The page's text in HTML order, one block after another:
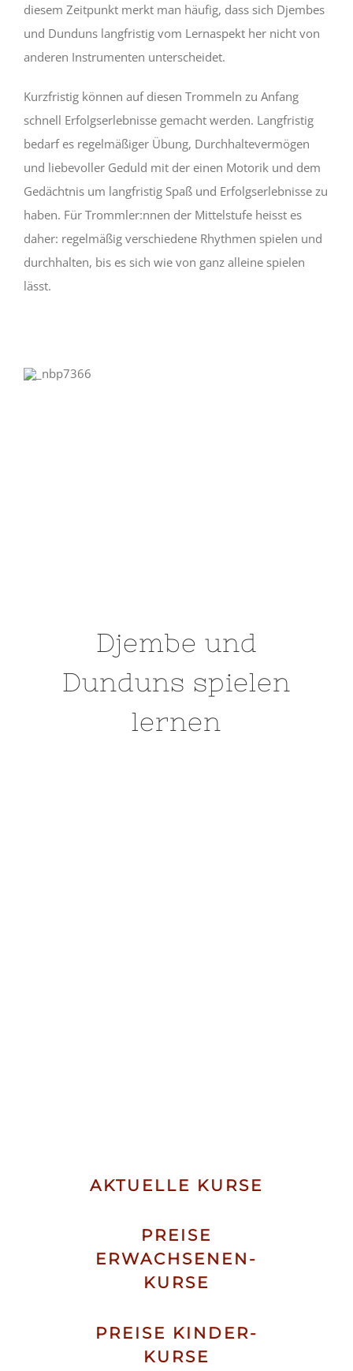
diesem Zeitpunkt merkt man häufig, dass sich Djembes
und Dunduns langfristig vom Lernaspekt her nicht von
anderen Instrumenten unterscheidet.
Kurzfristig können auf diesen Trommeln zu Anfang
schnell Erfolgserlebnisse gemacht werden. Langfristig
bedarf es regelmäßiger Übung, Durchhaltevermögen
und liebevoller Geduld mit der einen Motorik und dem
Gedächtnis um langfristig Spaß und Erfolgserlebnisse zu
haben. Für Trommler:nnen der Mittelstufe heisst es
daher: regelmäßig verschiedene Rhythmen spielen und
durchhalten, bis es sich wie von ganz alleine spielen
lässt.
Djembe und
Dunduns spielen
lernen
AKTUELLE KURSE
PREISE
ERWACHSENEN-
KURSE
PREISE KINDER-
KURSE